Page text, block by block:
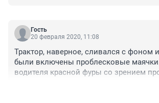
Гость
20 февраля 2020, 11:08
Трактор, наверное, сливался с фоном
были включены проблесковые
водителя красной фуры со зрением